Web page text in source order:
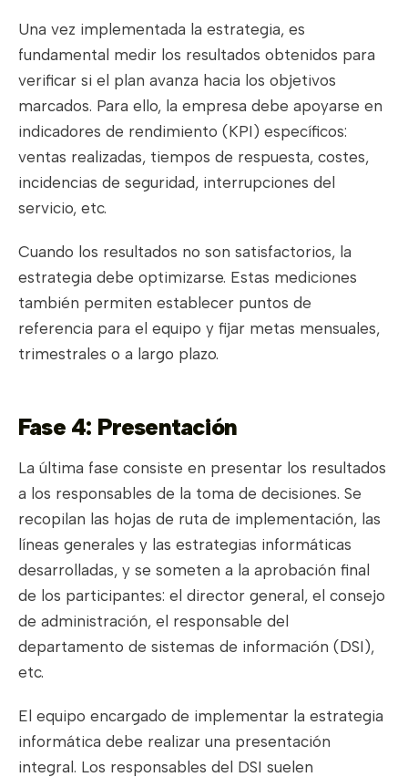
Una vez implementada la estrategia, es
fundamental medir los resultados obtenidos para
verificar si el plan avanza hacia los objetivos
marcados. Para ello, la empresa debe apoyarse en
indicadores de rendimiento (KPI) específicos:
ventas realizadas, tiempos de respuesta, costes,
incidencias de seguridad, interrupciones del
servicio, etc.
Cuando los resultados no son satisfactorios, la
estrategia debe optimizarse. Estas mediciones
también permiten establecer puntos de
referencia para el equipo y fijar metas mensuales,
trimestrales o a largo plazo.
Fase 4: Presentación
La última fase consiste en presentar los resultados
a los responsables de la toma de decisiones. Se
recopilan las hojas de ruta de implementación, las
líneas generales y las estrategias informáticas
desarrolladas, y se someten a la aprobación final
de los participantes: el director general, el consejo
de administración, el responsable del
departamento de sistemas de información (DSI),
etc.
El equipo encargado de implementar la estrategia
informática debe realizar una presentación
integral. Los responsables del DSI suelen